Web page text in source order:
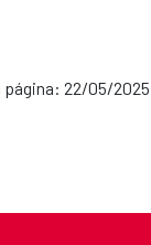
página: 22/05/2025